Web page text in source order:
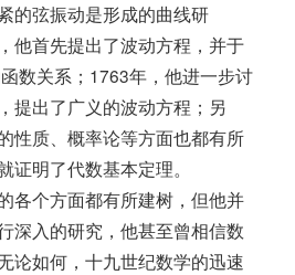
的弦振动是形成的曲线研
他首先提出了波动方程，并于
数关系；1763年，他进一步讨
提出了广义的波动方程；另
性质、概率论等方面也都有所
证明了代数基本定理。
各个方面都有所建树，但他并
深入的研究，他甚至曾相信数
论如何，十九世纪数学的迅速